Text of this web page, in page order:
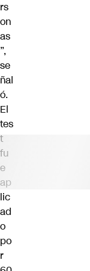
rs
on
as
”,
se
ñal
ó.
El
tes
t
fu
e
ap
lic
ad
o
po
r